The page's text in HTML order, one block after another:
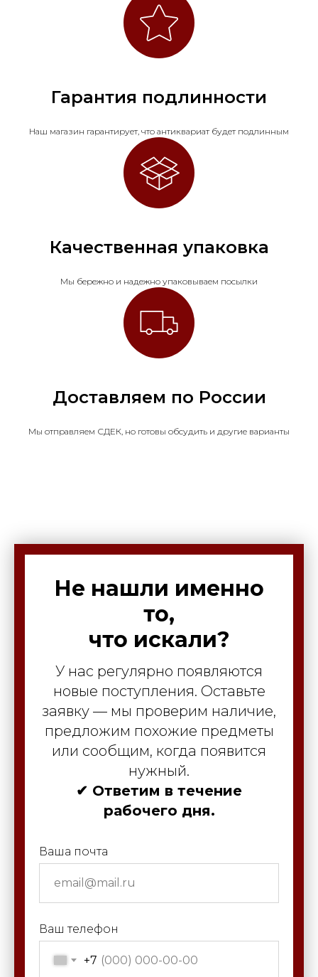
Гарантия подлинности
Наш магазин гарантирует, что антиквариат будет подлинным
Качественная упаковка
Мы бережно и надежно упаковываем посылки
Доставляем по России
Мы отправляем СДЕК, но готовы обсудить и другие варианты
Не нашли именно
то,
что искали?
У нас регулярно появляются
новые поступления. Оставьте
заявку — мы проверим наличие,
предложим похожие предметы
или сообщим, когда появится
нужный.
✔ Ответим в течение
рабочего дня.
Ваша почта
Ваш телефон
+7